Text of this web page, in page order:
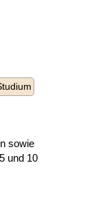
sowie
und 10